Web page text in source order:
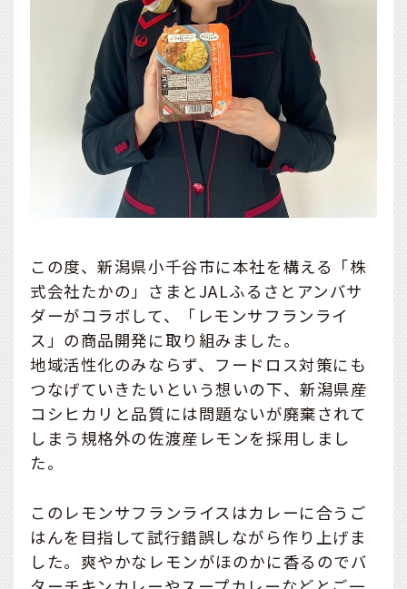
この度、新潟県小千谷市に本社を構える「株
式会社たかの」さまとJALふるさとアンバサ
ダーがコラボして、「レモンサフランライ
ス」の商品開発に取り組みました。
地域活性化のみならず、フードロス対策にも
つなげていきたいという想いの下、新潟県産
コシヒカリと品質には問題ないが廃棄されて
しまう規格外の佐渡産レモンを採用しまし
た。
このレモンサフランライスはカレーに合うご
はんを目指して試行錯誤しながら作り上げま
した。爽やかなレモンがほのかに香るのでバ